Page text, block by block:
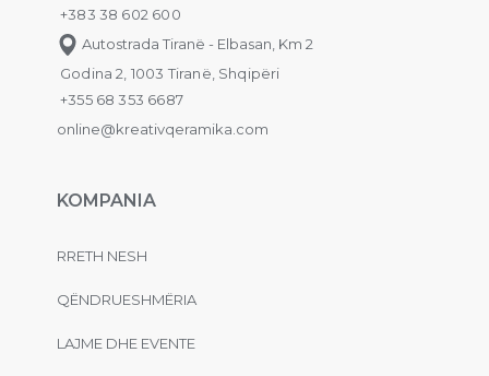
+383 38 602 600
Autostrada Tiranë - Elbasan, Km 2
Godina 2, 1003 Tiranë, Shqipëri
+355 68 353 6687
online@kreativqeramika.com
KOMPANIA
RRETH NESH
QËNDRUESHMËRIA
LAJME DHE EVENTE